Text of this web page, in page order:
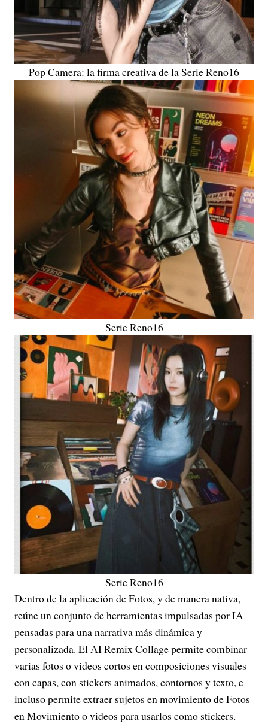
Pop Camera: la firma creativa de la Serie Reno16
Serie Reno16
Serie Reno16
Dentro de la aplicación de Fotos, y de manera nativa,
reúne un conjunto de herramientas impulsadas por IA
pensadas para una narrativa más dinámica y
personalizada. El AI Remix Collage permite combinar
varias fotos o videos cortos en composiciones visuales
con capas, con stickers animados, contornos y texto, e
incluso permite extraer sujetos en movimiento de Fotos
en Movimiento o videos para usarlos como stickers.